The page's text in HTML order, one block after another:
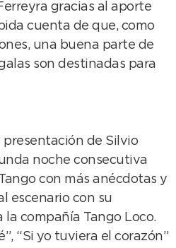
gracias al aporte
cuenta de que, como
una buena parte de
son destinadas para
de Silvio
noche consecutiva
con más anécdotas y
escenario con su
compañía Tango Loco.
“Si yo tuviera el corazón”